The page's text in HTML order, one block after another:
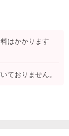
はかかります
ておりません。